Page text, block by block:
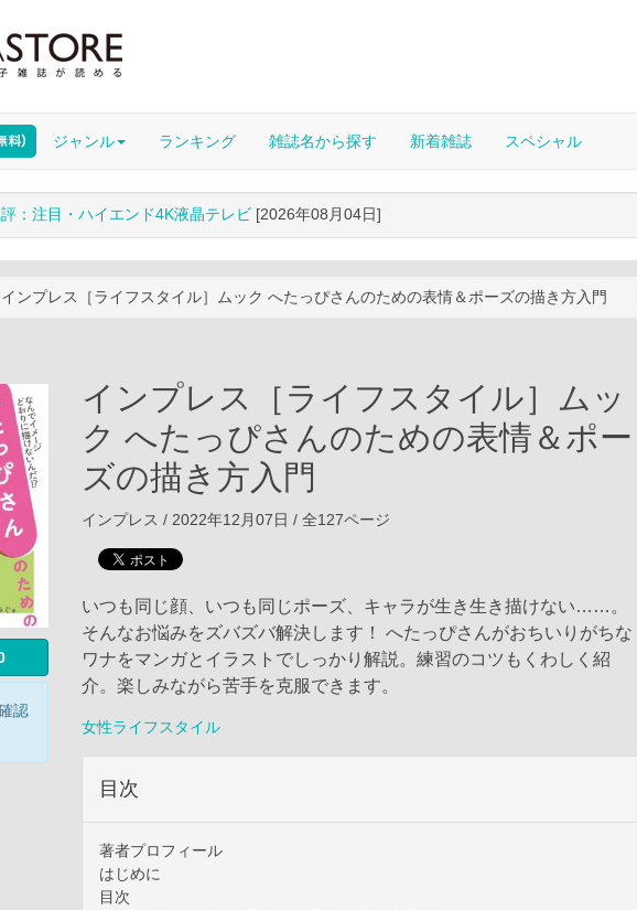
ジャンル ランキング 雑誌名から探す 新着雑誌 スペシャル
：注目・ハイエンド4K液晶テレビ [2026年08月04日]
インプレス［ライフスタイル］ムック へたっぴさんのための表情＆ポーズの描き方入門
認
インプレス［ライフスタイル］ムッ
ク へたっぴさんのための表情＆ポー
ズの描き方入門
インプレス / 2022年12月07日 / 全127ページ
いつも同じ顔、いつも同じポーズ、キャラが生き生き描けない……。
そんなお悩みをズバズバ解決します！ へたっぴさんがおちいりがちな
ワナをマンガとイラストでしっかり解説。練習のコツもくわしく紹
介。楽しみながら苦手を克服できます。
女性ライフスタイル
目次
著者プロフィール
はじめに
目次